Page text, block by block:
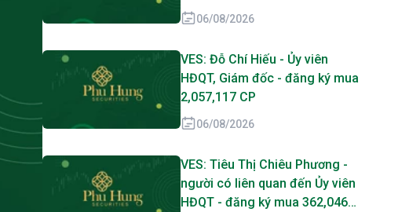
trong nước
06/08/2026
VES: Đỗ Chí Hiếu - Ủy viên
HĐQT, Giám đốc - đăng ký mua
2,057,117 CP
06/08/2026
VES: Tiêu Thị Chiêu Phương -
người có liên quan đến Ủy viên
HĐQT - đăng ký mua 362,046